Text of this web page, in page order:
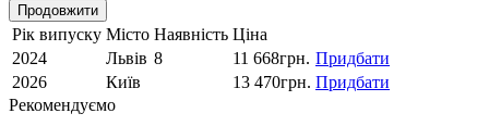
Продовжити
Рік випуску Місто Наявність Ціна
2024
Львів 8 11 668грн. Придбати
2026
Київ 13 470грн. Придбати
Рекомендуємо